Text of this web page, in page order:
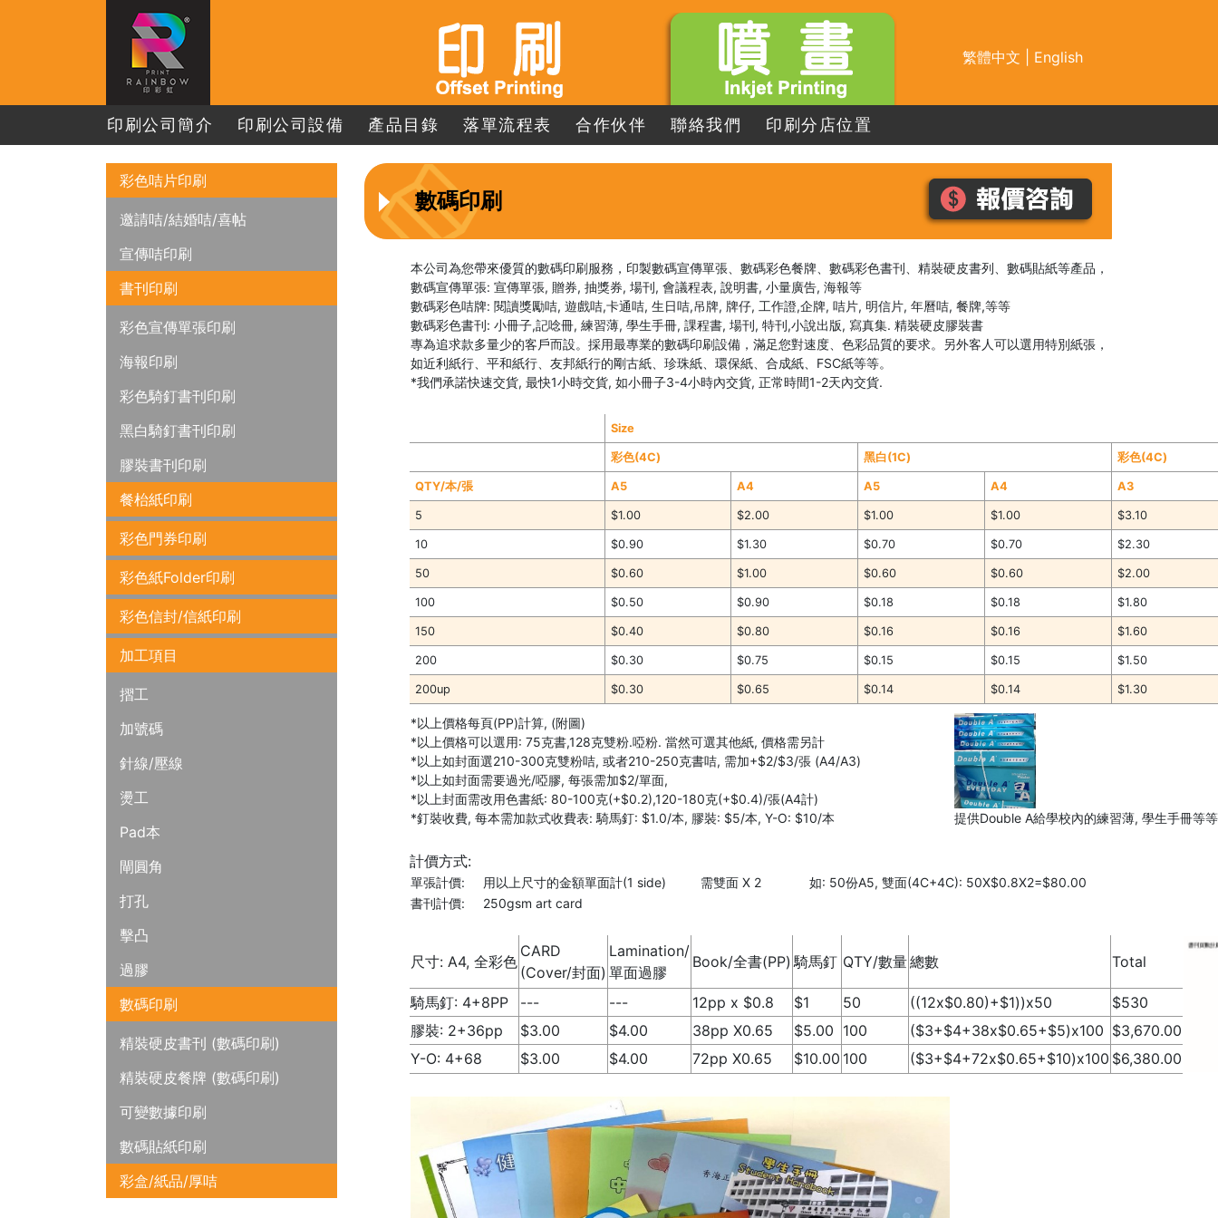
繁體中文 English
印刷公司簡介 印刷公司設備 產品目錄 落單流程表 合作伙伴 聯絡我們 印刷分店位置
彩色咭片印刷
邀請咭/結婚咭/喜帖
宣傳咭印刷
書刊印刷
彩色宣傳單張印刷
海報印刷
彩色騎釘書刊印刷
黑白騎釘書刊印刷
膠裝書刊印刷
餐枱紙印刷
彩色門券印刷
彩色紙Folder印刷
彩色信封/信紙印刷
加工項目
摺工
加號碼
針線/壓線
燙工
Pad本
閘圓角
打孔
擊凸
過膠
數碼印刷
精裝硬皮書刊 (數碼印刷)
精裝硬皮餐牌 (數碼印刷)
可變數據印刷
數碼貼紙印刷
彩盒/紙品/厚咭
數碼印刷
本公司為您帶來優質的數碼印刷服務，印製數碼宣傳單張、數碼彩色餐牌、數碼彩色書刊、精裝硬皮書列、數碼貼紙等產品，
數碼宣傳單張: 宣傳單張, 贈券, 抽獎券, 場刊, 會議程表, 說明書, 小量廣告, 海報等
數碼彩色咭牌: 閱讀獎勵咭, 遊戲咭,卡通咭, 生日咭,吊牌, 牌仔, 工作證,企牌, 咭片, 明信片, 年曆咭, 餐牌,等等
數碼彩色書刊: 小冊子,記唸冊, 練習薄, 學生手冊, 課程書, 場刊, 特刊,小說出版, 寫真集. 精裝硬皮膠裝書
專為追求款多量少的客戶而設。採用最專業的數碼印刷設備，滿足您對速度、色彩品質的要求。另外客人可以選用特別紙張，
如近利紙行、平和紙行、友邦紙行的剛古紙、珍珠紙、環保紙、合成紙、FSC紙等等。
*我們承諾快速交貨, 最快1小時交貨, 如小冊子3-4小時內交貨, 正常時間1-2天內交貨.
Size
彩色(4C) 黑白(1C) 彩色(4C)
QTY/本/張 A5 A4 A5 A4 A3
5 $1.00 $2.00 $1.00 $1.00 $3.10
10 $0.90 $1.30 $0.70 $0.70 $2.30
50 $0.60 $1.00 $0.60 $0.60 $2.00
100 $0.50 $0.90 $0.18 $0.18 $1.80
150 $0.40 $0.80 $0.16 $0.16 $1.60
200 $0.30 $0.75 $0.15 $0.15 $1.50
200up $0.30 $0.65 $0.14 $0.14 $1.30
*以上價格每頁(PP)計算, (附圖)
*以上價格可以選用: 75克書,128克雙粉.啞粉. 當然可選其他紙, 價格需另計
*以上如封面選210-300克雙粉咭, 或者210-250克書咭, 需加+$2/$3/張 (A4/A3)
*以上如封面需要過光/啞膠, 每張需加$2/單面,
*以上封面需改用色書紙: 80-100克(+$0.2),120-180克(+$0.4)/張(A4計)
*釘裝收費, 每本需加款式收費表: 騎馬釘: $1.0/本, 膠裝: $5/本, Y-O: $10/本
提供Double A給學校內的練習薄, 學生手冊等
計價方式:
單張計價: 用以上尺寸的金額單面計(1 side) 需雙面 X 2
如: 50份A5, 雙面(4C+4C): 50X$0.8X2=$80.00
書刊計價:
250gsm art card
尺寸: A4, 全彩色
CARD
(Cover/封面)
Lamination/
單面過膠
Book/全書(PP) 騎馬釘 QTY/數量總數 Total
騎馬釘: 4+8PP --- --- 12pp x $0.8 $1 50 ((12x$0.80)+$1))x50
$530
膠裝: 2+36pp
$3.00 $4.00 38pp X0.65 $5.00 100 ($3+$4+38x$0.65+$5)x100 $3,670.00
Y-O: 4+68
$3.00 $4.00 72pp X0.65 $10.00 100 ($3+$4+72x$0.65+$10)x100 $6,380.00